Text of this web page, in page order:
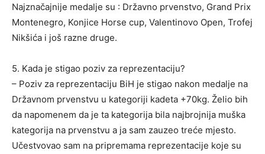
Najznačajnije medalje su : Državno prvenstvo, Grand Prix
Montenegro, Konjice Horse cup, Valentinovo Open, Trofej
Nikšića i još razne druge.
5. Kada je stigao poziv za reprezentaciju?
– Poziv za reprezentaciju BiH je stigao nakon medalje na
Državnom prvenstvu u kategoriji kadeta +70kg. Želio bih
da napomenem da je ta kategorija bila najbrojnija muška
kategorija na prvenstvu a ja sam zauzeo treće mjesto.
Učestvovao sam na pripremama reprezentacije koje su